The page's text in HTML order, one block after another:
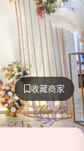
收藏商家